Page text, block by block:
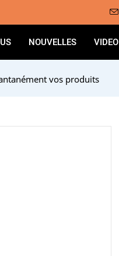
NOUVELLES VIDEO
vos produits